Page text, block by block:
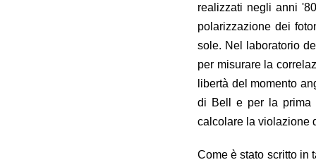
realizzati negli anni
polarizzazione dei
sole. Nel laboratorio
per misurare la
libertà del momento
di Bell e per la prima
calcolare la violazione
Come è stato scritto in